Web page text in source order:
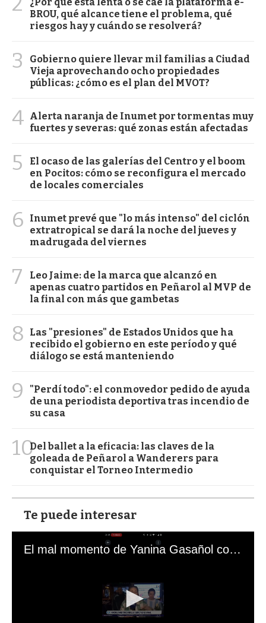
BROU, qué alcance tiene el problema, qué
riesgos hay y cuándo se resolverá?
3
Gobierno quiere llevar mil familias a Ciudad
Vieja aprovechando ocho propiedades
públicas: ¿cómo es el plan del MVOT?
4 Alerta naranja de Inumet por tormentas muy
fuertes y severas: qué zonas están afectadas
5
El ocaso de las galerías del Centro y el boom
en Pocitos: cómo se reconfigura el mercado
de locales comerciales
6
Inumet prevé que "lo más intenso" del ciclón
extratropical se dará la noche del jueves y
madrugada del viernes
7
Leo Jaime: de la marca que alcanzó en
apenas cuatro partidos en Peñarol al MVP de
la final con más que gambetas
8
Las "presiones" de Estados Unidos que ha
recibido el gobierno en este período y qué
diálogo se está manteniendo
9
"Perdí todo": el conmovedor pedido de ayuda
de una periodista deportiva tras incendio de
su casa
10Del ballet a la eficacia: las claves de la
goleada de Peñarol a Wanderers para
conquistar el Torneo Intermedio
Te puede interesar
El mal momento de Yanina Gasañol con un hincha argentino en "Subrayado"